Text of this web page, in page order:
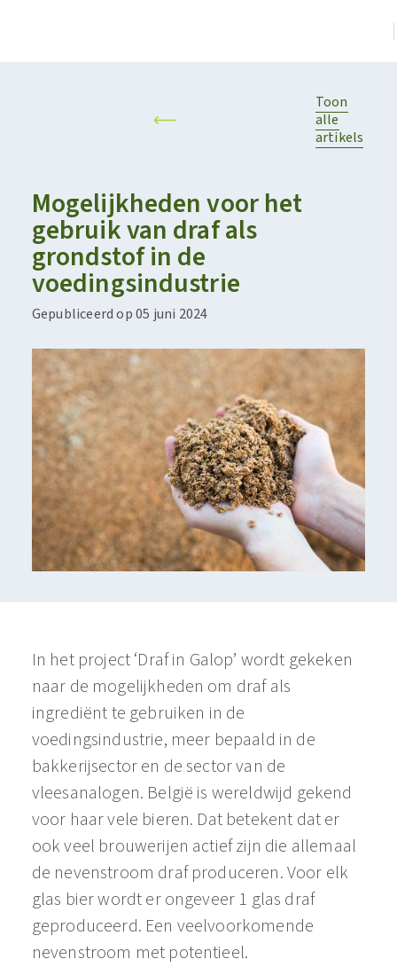
Toon
alle
artikels
​​Mogelijkheden voor het
gebruik van draf als
grondstof in de
voedingsindustrie​
Gepubliceerd op 05 juni 2024
​​In het project ‘Draf in Galop’ wordt gekeken
naar de mogelijkheden om draf als
ingrediënt te gebruiken in de
voedingsindustrie, meer bepaald in de
bakkerijsector en de sector van de
vleesanalogen.​ België is wereldwijd gekend
voor haar vele bieren. Dat betekent dat er
ook veel brouwerijen actief zijn die allemaal
de nevenstroom draf produceren. Voor elk
glas bier wordt er ongeveer 1 glas draf
geproduceerd. Een veelvoorkomende
nevenstroom met potentieel.